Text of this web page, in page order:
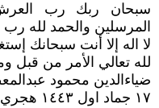
سبحان ربك رب
المرسلين والحمد لله رب
لا اله إلا أنت سبحانك
لله تعالي الأمر من قبل
ضياءالدين محمود
١٧ جماد اول ١٤٤٣ هجري - ٢٢ ديسمبر ٢٠٢١ ميلادي